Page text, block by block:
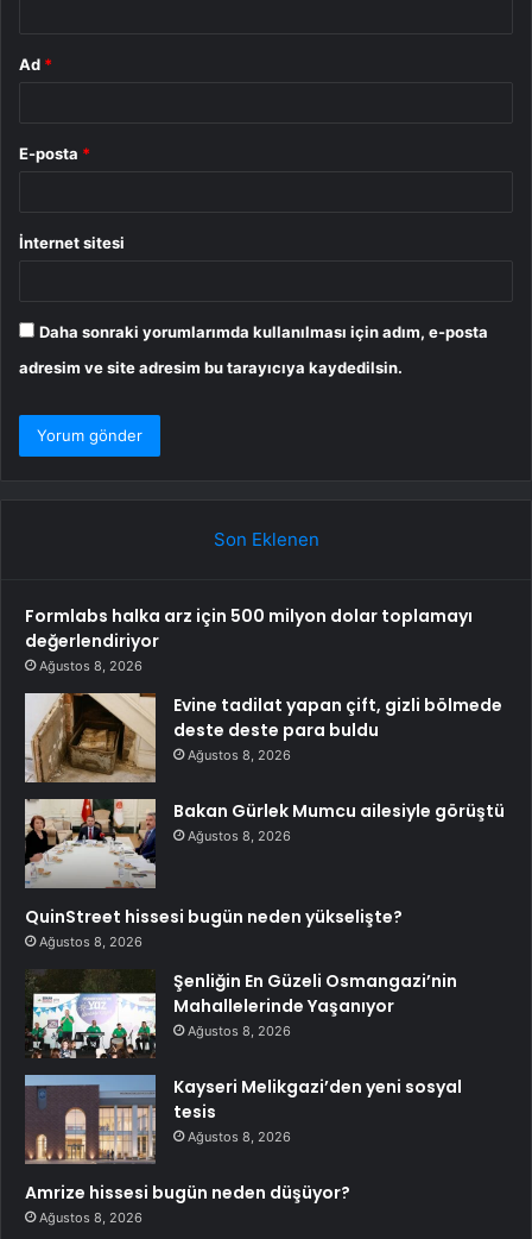
Ad *
E-posta *
İnternet sitesi
Daha sonraki yorumlarımda kullanılması için adım, e-posta
adresim ve site adresim bu tarayıcıya kaydedilsin.
Son Eklenen
Formlabs halka arz için 500 milyon dolar toplamayı
değerlendiriyor
Ağustos 8, 2026
Evine tadilat yapan çift, gizli bölmede
deste deste para buldu
Ağustos 8, 2026
Bakan Gürlek Mumcu ailesiyle görüştü
Ağustos 8, 2026
QuinStreet hissesi bugün neden yükselişte?
Ağustos 8, 2026
Şenliğin En Güzeli Osmangazi’nin
Mahallelerinde Yaşanıyor
Ağustos 8, 2026
Kayseri Melikgazi’den yeni sosyal
tesis
Ağustos 8, 2026
Amrize hissesi bugün neden düşüyor?
Ağustos 8, 2026